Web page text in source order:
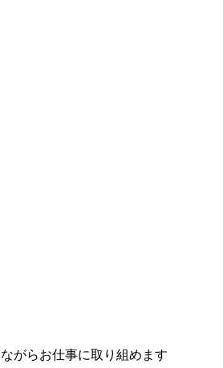
がらお仕事に取り組めます